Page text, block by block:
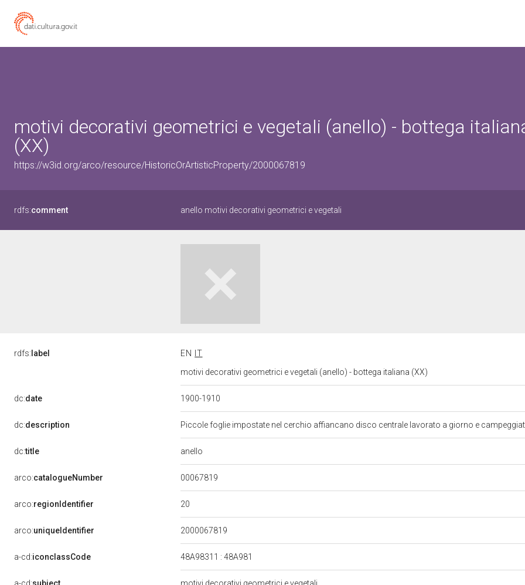
motivi decorativi geometrici e vegetali (anello) - bottega
(XX)
https://w3id.org/arco/resource/HistoricOrArtisticProperty/2000067819
rdfs:comment anello motivi decorativi geometrici e vegetali
rdfs: label EN
IT
motivi decorativi geometrici e vegetali (anello) - bottega italiana (XX)
dc:date 1900-1910
dc:description Piccole foglie impostate nel cerchio affiancano disco centrale lavorato a giorno e
dc:title anello
arco:catalogueNumber 00067819
arco:regionIdentifier 20
arco:uniqueIdentifier 2000067819
a-cd:iconclassCode 48A98311 : 48A981